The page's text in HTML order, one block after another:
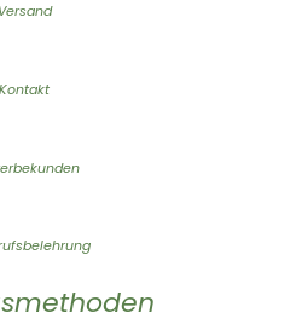
Versand
Kontakt